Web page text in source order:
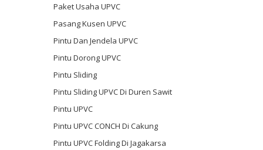
Paket Usaha UPVC
Pasang Kusen UPVC
Pintu Dan Jendela UPVC
Pintu Dorong UPVC
Pintu Sliding
Pintu Sliding UPVC Di Duren Sawit
Pintu UPVC
Pintu UPVC CONCH Di Cakung
Pintu UPVC Folding Di Jagakarsa